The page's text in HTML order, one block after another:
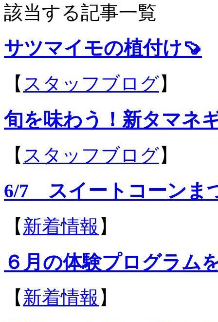
該当する記事一覧
サツマイモの植付け🍠
【 スタッフブログ】
旬を味わう！新タマネ
【 スタッフブログ】
6/7 スイートコーンま
【 新着情報 】
６月の体験プログラム
【 新着情報 】